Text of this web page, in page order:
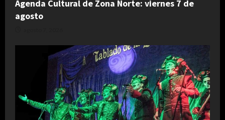
Agenda Cultural de Zona Norte: viernes 7 de
agosto